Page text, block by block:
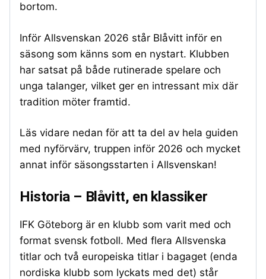
bortom.
Inför Allsvenskan 2026 står Blåvitt inför en
säsong som känns som en nystart. Klubben
har satsat på både rutinerade spelare och
unga talanger, vilket ger en intressant mix där
tradition möter framtid.
Läs vidare nedan för att ta del av hela guiden
med nyförvärv, truppen inför 2026 och mycket
annat inför säsongsstarten i Allsvenskan!
Historia – Blåvitt, en klassiker
IFK Göteborg är en klubb som varit med och
format svensk fotboll. Med flera Allsvenska
titlar och två europeiska titlar i bagaget (enda
nordiska klubb som lyckats med det) står